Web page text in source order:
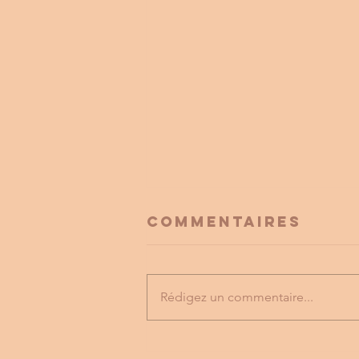
Commentaires
Rédigez un commentaire...